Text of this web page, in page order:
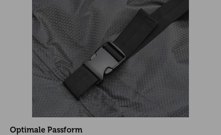
Optimale Passform